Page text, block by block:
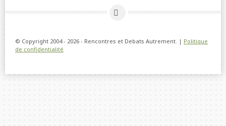
© Copyright 2004 - 2026 - Rencontres et Debats Autrement. | Politique
de confidentialité